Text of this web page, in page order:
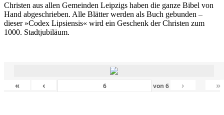
Christen aus allen Gemeinden Leipzigs haben die ganze Bibel von
Hand abgeschrieben. Alle Blätter werden als Buch gebunden –
dieser »Codex Lipsiensis« wird ein Geschenk der Christen zum
1000. Stadtjubiläum.
« ‹ von6 › »